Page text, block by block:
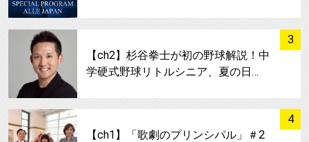
3
【ch2】杉谷拳士が初の野球解説！中
学硬式野球リトルシニア、夏の日…
4
サムネイル
【ch1】「歌劇のプリンシパル」＃2